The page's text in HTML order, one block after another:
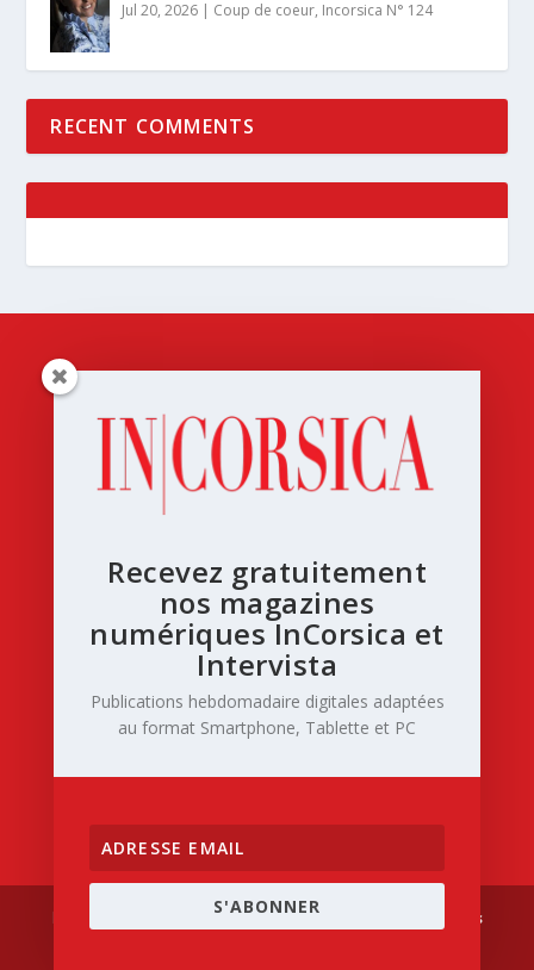
Jul 20, 2026 Coup de coeur, Incorsica N° 124
RECENT COMMENTS
Elegant Themes| Powered by WordPress
Recevez gratuitement
nos magazines
numériques InCorsica et
Intervista
Publications hebdomadaire digitales adaptées
au format Smartphone, Tablette et PC
S'ABONNER